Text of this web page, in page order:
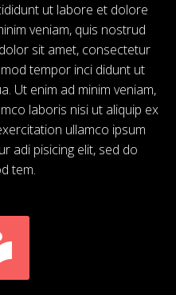
ut labore et dolore
veniam, quis nostrud
sit amet, consectetur
tempor inci didunt ut
Ut enim ad minim veniam,
laboris nisi ut aliquip ex
ullamco ipsum
adi pisicing elit, sed do
tem.